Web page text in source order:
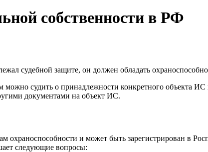
собственности в РФ
судебной защите, он должен обладать
судить о принадлежности конкретного объекта
документами на объект ИС.
охраноспособности и может быть зарегистрирован в
следующие вопросы: